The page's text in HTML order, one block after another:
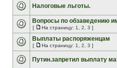
Налоговые льготы.
Вопросы по обзаведению
[ На страницу: 1 2 3 ]
Выплаты распоряженцам
[ На страницу: 1 2 3 ]
Путин.запретил выплату